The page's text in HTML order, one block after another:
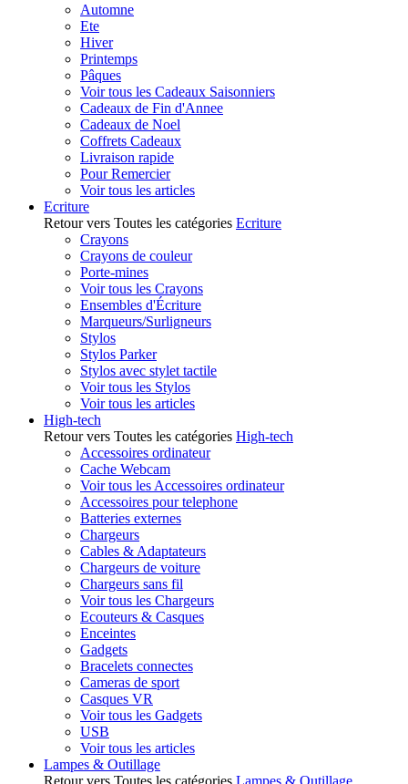
Automne
Ete
Hiver
Printemps
Pâques
Voir tous les Cadeaux Saisonniers
Cadeaux de Fin d'Annee
Cadeaux de Noel
Coffrets Cadeaux
Livraison rapide
Pour Remercier
Voir tous les articles
Ecriture
Retour vers Toutes les catégories Ecriture
Crayons
Crayons de couleur
Porte-mines
Voir tous les Crayons
Ensembles d'Écriture
Marqueurs/Surligneurs
Stylos
Stylos Parker
Stylos avec stylet tactile
Voir tous les Stylos
Voir tous les articles
High-tech
Retour vers Toutes les catégories High-tech
Accessoires ordinateur
Cache Webcam
Voir tous les Accessoires ordinateur
Accessoires pour telephone
Batteries externes
Chargeurs
Cables & Adaptateurs
Chargeurs de voiture
Chargeurs sans fil
Voir tous les Chargeurs
Ecouteurs & Casques
Enceintes
Gadgets
Bracelets connectes
Cameras de sport
Casques VR
Voir tous les Gadgets
USB
Voir tous les articles
Lampes & Outillage
Retour vers Toutes les catégories Lampes & Outillage